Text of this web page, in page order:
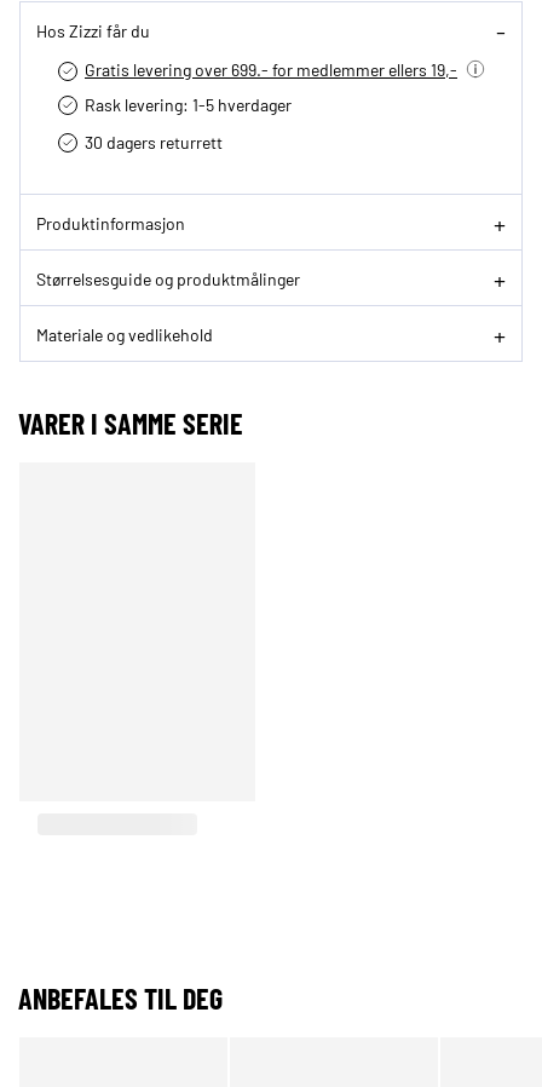
Hos Zizzi får du
Gratis levering over 699.- for medlemmer ellers 19,-
Rask levering: 1-5 hverdager
30 dagers returrett
Produktinformasjon
Størrelsesguide og produktmålinger
Materiale og vedlikehold
VARER I SAMME SERIE
ANBEFALES TIL DEG